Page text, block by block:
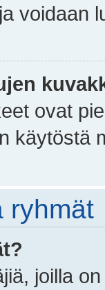
voidaan
ovat
käytöstä
ryhmät
joilla